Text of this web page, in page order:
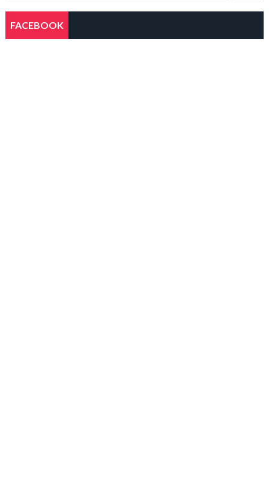
FACEBOOK